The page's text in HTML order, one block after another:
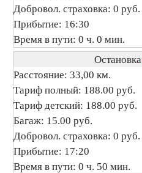
Добровол. страховка: 0 руб.
Прибытие: 16:30
Время в пути: 0 ч. 0 мин.
Остановка
Расстояние: 33,00 км.
Тариф полный: 188.00 руб.
Тариф детский: 188.00 руб.
Багаж: 15.00 руб.
Добровол. страховка: 0 руб.
Прибытие: 17:20
Время в пути: 0 ч. 50 мин.